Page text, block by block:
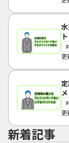
更
新着記事